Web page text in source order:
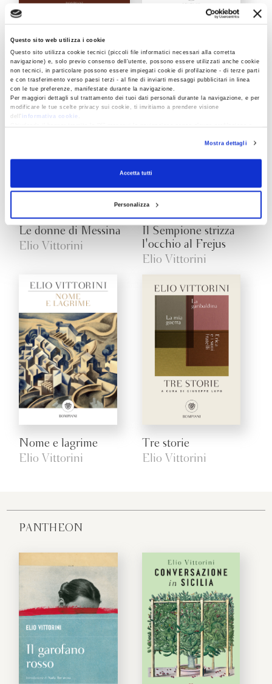
Questo sito web utilizza i cookie
Questo sito utilizza cookie tecnici (piccoli file informatici necessari alla corretta
navigazione) e, solo previo consenso dell’utente, possono essere utilizzati anche cookie
non tecnici, in particolare possono essere impiegati cookie di profilazione - di terze parti
e con trasferimento verso paesi terzi - al fine di inviarti messaggi pubblicitari in linea
con le tue preferenze, manifestate durante la navigazione.
Per maggiori dettagli sul trattamento dei tuoi dati personali durante la navigazione, e per
modificare le tue scelte privacy sui cookie, ti invitiamo a prendere visione
dell’
informativa cookie
RevocaMostra dettagli
Accetta tutti
Personalizza
Elio Vittorini
Elio Vittorini
Le donne di Messina
Elio Vittorini
Il Sempione strizza
l'occhio al Frejus
Elio Vittorini
Nome e lagrime
Elio Vittorini
Tre storie
Elio Vittorini
PANTHEON